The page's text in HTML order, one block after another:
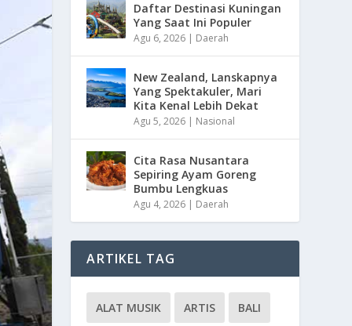
Daftar Destinasi Kuningan
Yang Saat Ini Populer
Agu 6, 2026 | Daerah
New Zealand, Lanskapnya
Yang Spektakuler, Mari
Kita Kenal Lebih Dekat
Agu 5, 2026 | Nasional
Cita Rasa Nusantara
Sepiring Ayam Goreng
Bumbu Lengkuas
Agu 4, 2026 | Daerah
ARTIKEL TAG
ALAT MUSIK ARTIS BALI